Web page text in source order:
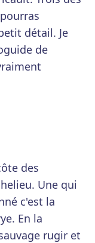
détail. Je
de
des
Une qui
c'est la
En la
rugir et